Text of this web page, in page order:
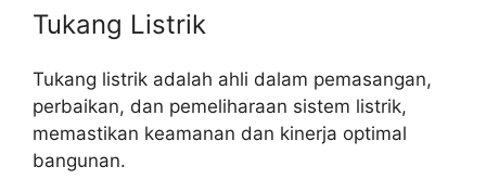
Tukang Listrik
Tukang listrik adalah ahli dalam pemasangan,
perbaikan, dan pemeliharaan sistem listrik,
memastikan keamanan dan kinerja optimal
bangunan.